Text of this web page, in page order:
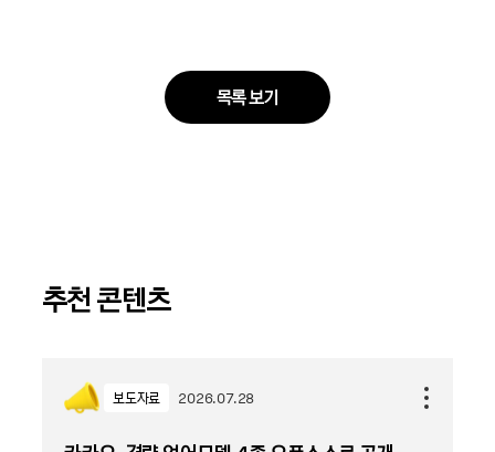
목록 보기
추천 콘텐츠
보도자료 2026.07.28